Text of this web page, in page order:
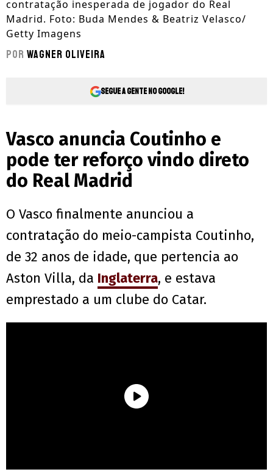
contratação inesperada de jogador do Real
Madrid. Foto: Buda Mendes & Beatriz Velasco/
Getty Imagens
Por Wagner Oliveira
Segue a gente no Google!
Vasco anuncia Coutinho e
pode ter reforço vindo direto
do Real Madrid
O Vasco finalmente anunciou a
contratação do meio-campista Coutinho,
de 32 anos de idade, que pertencia ao
Aston Villa, da Inglaterra, e estava
emprestado a um clube do Catar.